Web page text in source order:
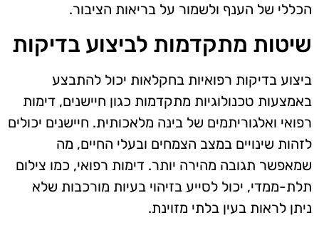
הכללי של הענף ולשמור על בריאות הציבור.
שיטות מתקדמות לביצוע בדיקות
ביצוע בדיקות רפואיות בחקלאות יכול להתבצע
באמצעות טכנולוגיות מתקדמות כגון חיישנים, דימות
רפואי ואלגוריתמים של בינה מלאכותית. חיישנים יכולים
לזהות שינויים במצב הצמחים ובעלי החיים, מה
שמאפשר תגובה מהירה יותר. דימות רפואי, כמו צילום
תלת-ממדי, יכול לסייע בזיהוי בעיות מורכבות שלא
ניתן לראות בעין בלתי מזוינת.